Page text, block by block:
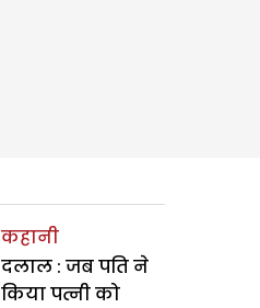
कहानी
दलाल : जब पति ने
किया पत्नी को